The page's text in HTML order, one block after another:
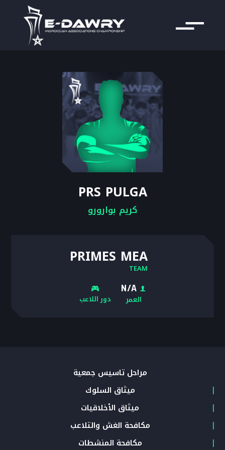
PRS PULGA
كريم بوارورو
PRIMES MEA
TEAM
N/A
العمر دور اللاعب
مراحل تأسيس جمعية
ميثاق السلوك
ميثاق الأخلاقيات
مكافحة الغش والتلاعب
مكافحة المنشطات